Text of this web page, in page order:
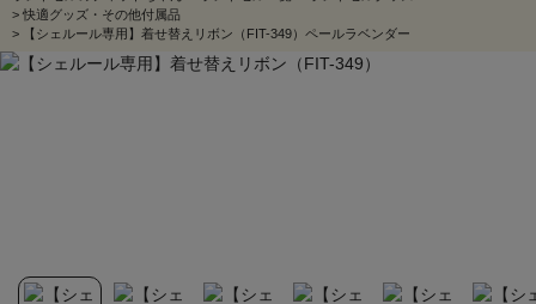
> 快適グッズ・その他付属品
>
【シェルール専用】着せ替えリボン（FIT-349）ペールラベンダー